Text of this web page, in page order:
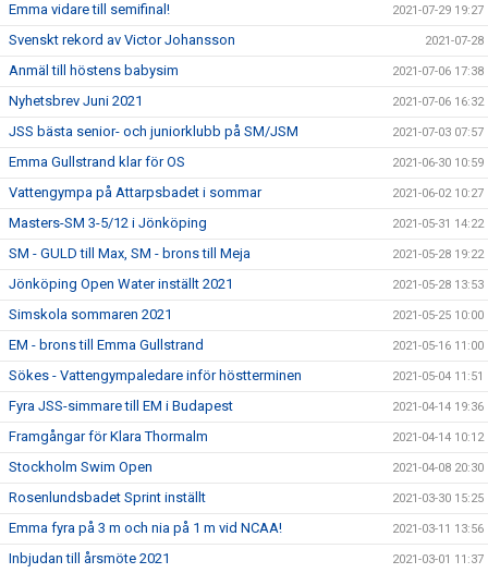
Emma vidare till semifinal! 2021-07-29 19:27
Svenskt rekord av Victor Johansson 2021-07-28
Anmäl till höstens babysim 2021-07-06 17:38
Nyhetsbrev Juni 2021 2021-07-06 16:32
JSS bästa senior- och juniorklubb på SM/JSM 2021-07-03 07:57
Emma Gullstrand klar för OS 2021-06-30 10:59
Vattengympa på Attarpsbadet i sommar 2021-06-02 10:27
Masters-SM 3-5/12 i Jönköping 2021-05-31 14:22
SM - GULD till Max, SM - brons till Meja 2021-05-28 19:22
Jönköping Open Water inställt 2021 2021-05-28 13:53
Simskola sommaren 2021 2021-05-25 10:00
EM - brons till Emma Gullstrand 2021-05-16 11:00
Sökes - Vattengympaledare inför höstterminen 2021-05-04 11:51
Fyra JSS-simmare till EM i Budapest 2021-04-14 19:36
Framgångar för Klara Thormalm 2021-04-14 10:12
Stockholm Swim Open 2021-04-08 20:30
Rosenlundsbadet Sprint inställt 2021-03-30 15:25
Emma fyra på 3 m och nia på 1 m vid NCAA! 2021-03-11 13:56
Inbjudan till årsmöte 2021 2021-03-01 11:37